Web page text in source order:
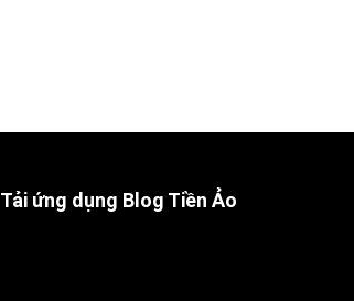
Tải ứng dụng Blog Tiền Ảo